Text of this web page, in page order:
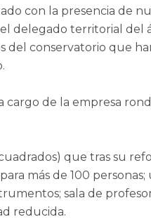
con la presencia de
delegado territorial del
conservatorio que
cargo de la empresa
que tras su
más de 100
sala de
reducida.